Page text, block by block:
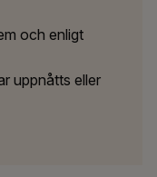
och enligt
uppnåtts eller